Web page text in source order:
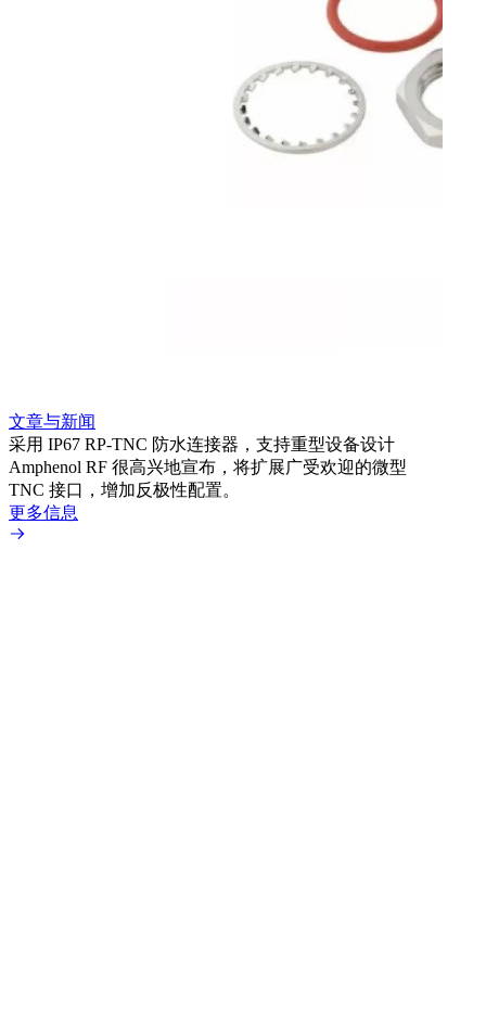
文章与新闻
采用 IP67 RP-TNC 防水连接器，支持重型设备设计
Amphenol RF 很高兴地宣布，将扩展广受欢迎的微型
TNC 接口，增加反极性配置。
更多信息